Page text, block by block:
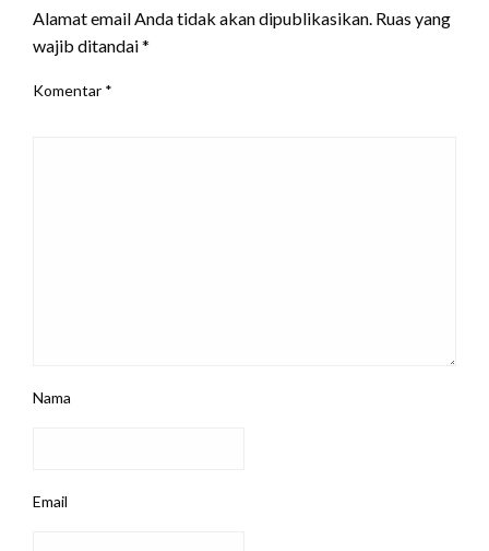
Alamat email Anda tidak akan dipublikasikan. Ruas yang
wajib ditandai*
Komentar *
Nama
Email